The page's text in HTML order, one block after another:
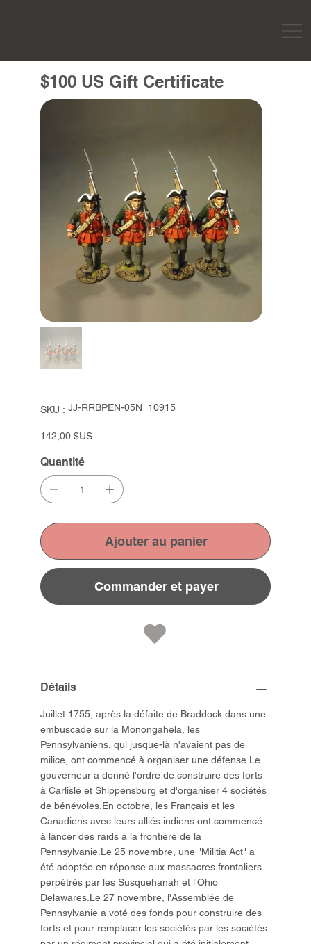
$100 US Gift Certificate
SKU :
SKU
JJ-
JJ-RRBPEN-05N_10915
Prix
142,00 $US
Quantité
Ajouter au panier
Commander et payer
Détails
Juillet 1755, après la défaite de Braddock dans une
embuscade sur la Monongahela, les
Pennsylvaniens, qui jusque-là n'avaient pas de
milice, ont commencé à organiser une défense.Le
gouverneur a donné l'ordre de construire des forts
à Carlisle et Shippensburg et d'organiser 4 sociétés
de bénévoles.En octobre, les Français et les
Canadiens avec leurs alliés indiens ont commencé
à lancer des raids à la frontière de la
Pennsylvanie.Le 25 novembre, une "Militia Act" a
été adoptée en réponse aux massacres frontaliers
perpétrés par les Susquehanah et l'Ohio
Delawares.Le 27 novembre, l'Assemblée de
Pennsylvanie a voté des fonds pour construire des
forts et pour remplacer les sociétés par les sociétés